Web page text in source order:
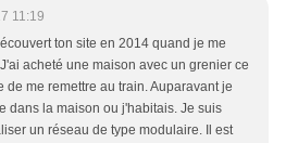
11:19
ton site en 2014 quand je me
acheté une maison avec un grenier ce
de me remettre au train. Auparavant je
dans la maison ou j'habitais. Je suis
un réseau de type modulaire. Il est